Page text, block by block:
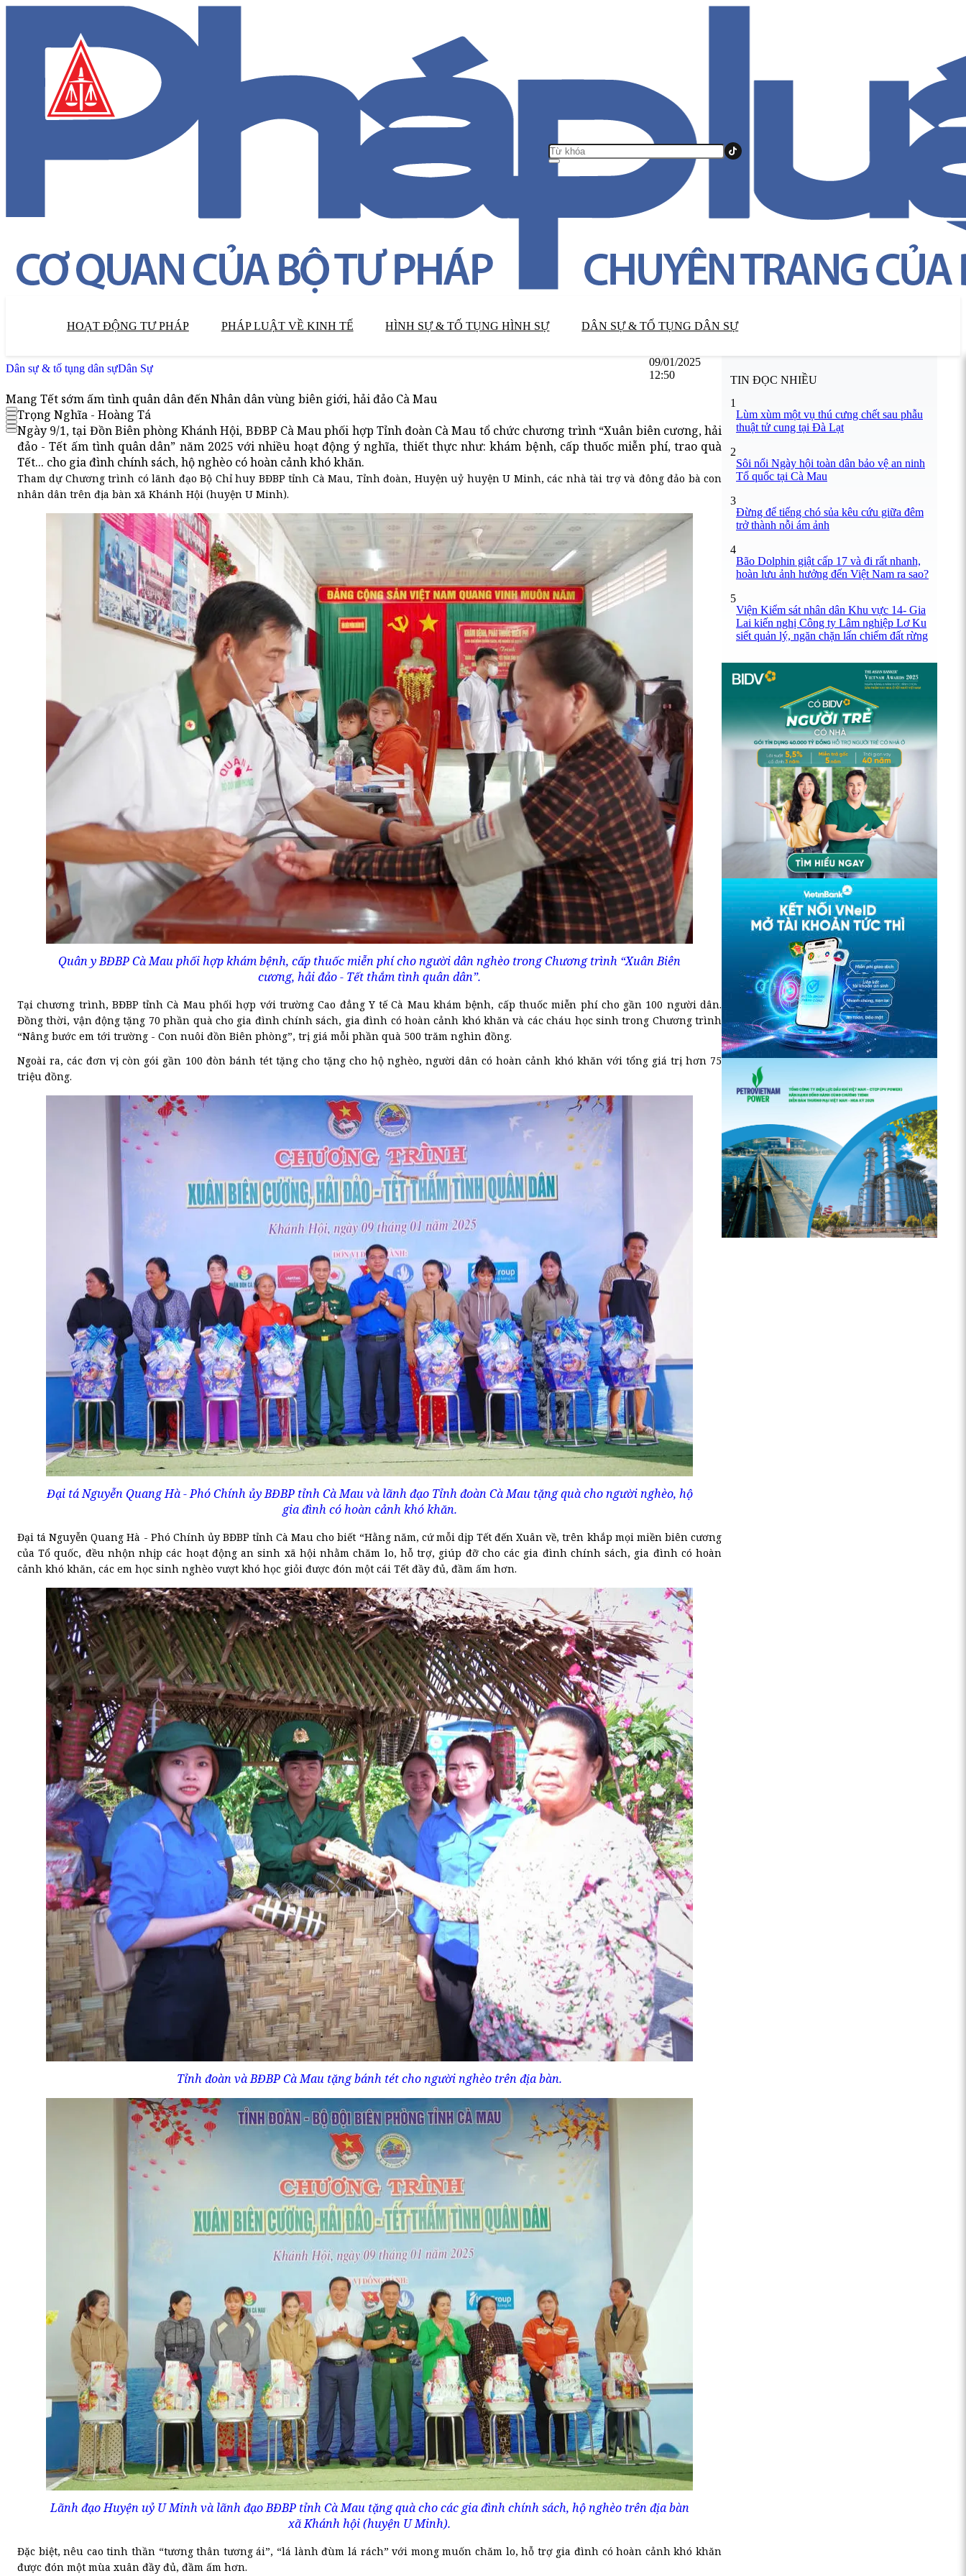
HOẠT ĐỘNG TƯ PHÁP PHÁP LUẬT VỀ KINH TẾ HÌNH SỰ & TỐ TỤNG HÌNH SỰ DÂN SỰ & TỐ TỤNG DÂN SỰ
Dân sự & tố tụng dân sựDân Sự
09/01/2025
12:50
Mang Tết sớm ấm tình quân dân đến Nhân dân vùng biên giới, hải đảo Cà Mau
Trọng Nghĩa - Hoàng Tá
Ngày 9/1, tại Đồn Biên phòng Khánh Hội, BĐBP Cà Mau phối hợp Tỉnh đoàn Cà Mau tổ chức chương trình “Xuân biên cương, hải
đảo - Tết ấm tình quân dân” năm 2025 với nhiều hoạt động ý nghĩa, thiết thực như: khám bệnh, cấp thuốc miễn phí, trao quà
Tết... cho gia đình chính sách, hộ nghèo có hoàn cảnh khó khăn.
Tham dự Chương trình có lãnh đạo Bộ Chỉ huy BĐBP tỉnh Cà Mau, Tỉnh đoàn, Huyện uỷ huyện U Minh, các nhà tài trợ và đông đảo bà con
nhân dân trên địa bàn xã Khánh Hội (huyện U Minh).
Quân y BĐBP Cà Mau phối hợp khám bệnh, cấp thuốc miễn phí cho người dân nghèo trong Chương trình “Xuân Biên
cương, hải đảo - Tết thắm tình quân dân”.
Tại chương trình, BĐBP tỉnh Cà Mau phối hợp với trường Cao đẳng Y tế Cà Mau khám bệnh, cấp thuốc miễn phí cho gần 100 người dân.
Đồng thời, vận động tặng 70 phần quà cho gia đình chính sách, gia đình có hoàn cảnh khó khăn và các cháu học sinh trong Chương trình
“Nâng bước em tới trường - Con nuôi đồn Biên phòng”, trị giá mỗi phần quà 500 trăm nghìn đồng.
Ngoài ra, các đơn vị còn gói gần 100 đòn bánh tét tặng cho tặng cho hộ nghèo, người dân có hoàn cảnh khó khăn với tổng giá trị hơn 75
triệu đồng.
Đại tá Nguyễn Quang Hà - Phó Chính ủy BĐBP tỉnh Cà Mau và lãnh đạo Tỉnh đoàn Cà Mau tặng quà cho người nghèo, hộ
gia đình có hoàn cảnh khó khăn.
Đại tá Nguyễn Quang Hà - Phó Chính ủy BĐBP tỉnh Cà Mau cho biết “Hằng năm, cứ mỗi dịp Tết đến Xuân về, trên khắp mọi miền biên cương
của Tổ quốc, đều nhộn nhịp các hoạt động an sinh xã hội nhằm chăm lo, hỗ trợ, giúp đỡ cho các gia đình chính sách, gia đình có hoàn
cảnh khó khăn, các em học sinh nghèo vượt khó học giỏi được đón một cái Tết đầy đủ, đầm ấm hơn.
Tỉnh đoàn và BĐBP Cà Mau tặng bánh tét cho người nghèo trên địa bàn.
Lãnh đạo Huyện uỷ U Minh và lãnh đạo BĐBP tỉnh Cà Mau tặng quà cho các gia đình chính sách, hộ nghèo trên địa bàn
xã Khánh hội (huyện U Minh).
Đặc biệt, nêu cao tinh thần “tương thân tương ái”, “lá lành đùm lá rách” với mong muốn chăm lo, hỗ trợ gia đình có hoàn cảnh khó khăn
được đón một mùa xuân đầy đủ, đầm ấm hơn.
TIN ĐỌC NHIỀU
1
Lùm xùm một vụ thú cưng chết sau phẫu
thuật tử cung tại Đà Lạt
2
Sôi nổi Ngày hội toàn dân bảo vệ an ninh
Tổ quốc tại Cà Mau
3
Đừng để tiếng chó sủa kêu cứu giữa đêm
trở thành nỗi ám ảnh
4
Bão Dolphin giật cấp 17 và đi rất nhanh,
hoàn lưu ảnh hưởng đến Việt Nam ra sao?
5
Viện Kiểm sát nhân dân Khu vực 14- Gia
Lai kiến nghị Công ty Lâm nghiệp Lơ Ku
siết quản lý, ngăn chặn lấn chiếm đất rừng